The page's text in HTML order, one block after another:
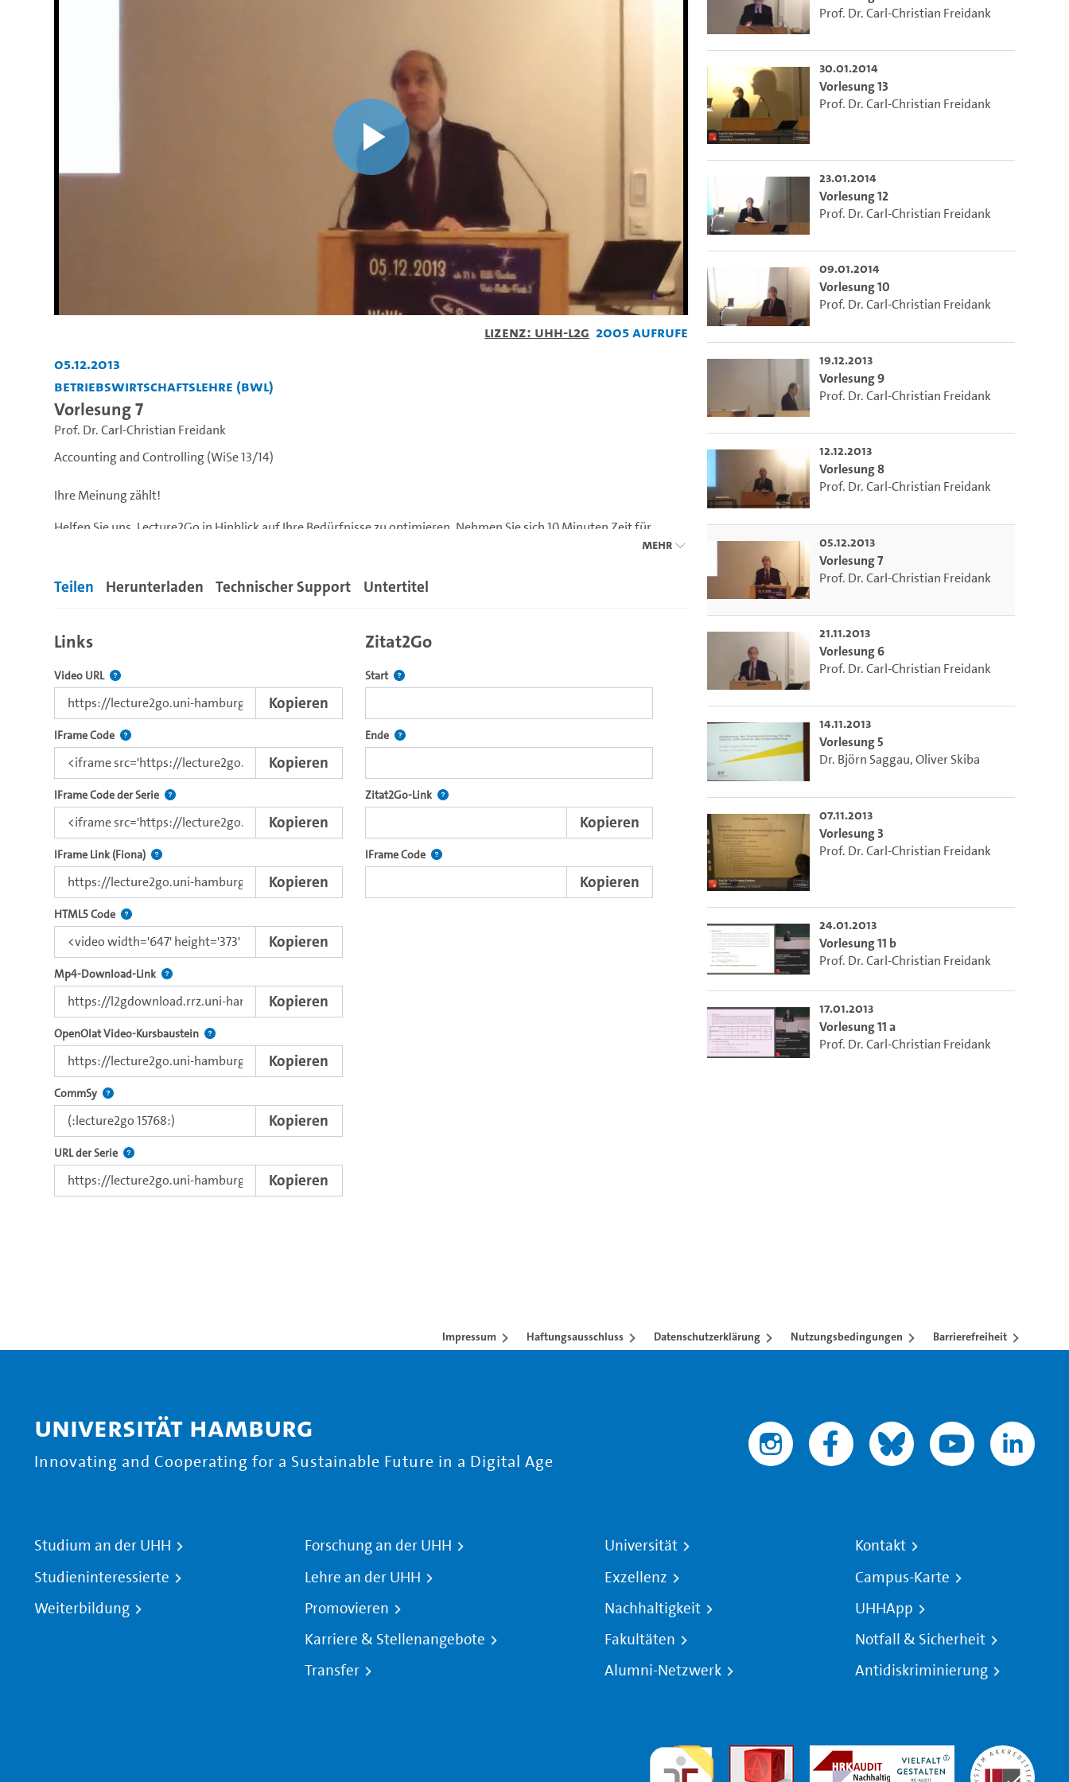
Video
abspielen
Lizenz: UHH-L2G 2005 Aufrufe
05.12.2013
Betriebswirtschaftslehre (BWL)
Vorlesung 7
Prof. Dr. Carl-Christian Freidank
Accounting and Controlling (WiSe 13/14)
Ihre Meinung zählt!
Helfen Sie uns, Lecture2Go in Hinblick auf Ihre Bedürfnisse zu optimieren. Nehmen Sie sich 10 Minuten Zeit für
=> Link zur Lecture2Go-Befragung WiSe 13/14 <=
Mehr
Teilen Herunterladen Technischer Support Untertitel
Links
Video URL Der Link zu diesem Video
Kopieren
IFrame Code Nutzen Sie diesen Code, um das Video mit dem Lecture2Go-Videoplayer einzubetten.
Kopieren
IFrame Code der Serie Nutzen Sie diesen Code, um das Video und die komplette Serie mit dem Lecture2Go-Videoplayer einzubetten.
Kopieren
IFrame Link (Fiona) Direkter IFrame-Link zur Weitergabe an externe Web-Applikationen.
Kopieren
HTML5 Code Nutzen Sie diesen Code, um das Video mit dem browsereigenen Videoplayer einzubetten (HTML5).
Kopieren
Mp4-Download-Link Kopieren Sie den Download-Link dieses Videos.
Kopieren
OpenOlat Video-Kursbaustein Verwenden Sie diesen Link, um ein Video in den OpenOlat Video-Baustein einzubetten.
Kopieren
CommSy Nutzen Sie diesen Code, um das Video in CommSy einzubetten.
Kopieren
URL der Serie Der Link zur Serie.
Kopieren
Zitat2Go
Start Definiert den Startpunkt für Zitat2Go. Bitte in das Feld klicken, um die aktuelle Zeit auszuwählen.
Ende Definiert den Endpunkt für Zitat2Go. Bitte in das Feld klicken, um die aktuelle Zeit auszuwählen.
Zitat2Go-Link Nach der Auswahl eines Start- und Endpunktes verweist dieser Link auf den Ausschnitt des Videos.
Kopieren
IFrame Code Nutzen Sie diesen Code, um den Auschnitt des Videos mit dem Lecture2Go-Videoplayer einzubetten.
Kopieren
Prof. Dr. Carl-Christian Freidank
30.01.2014
Vorlesung 13
Prof. Dr. Carl-Christian Freidank
23.01.2014
Vorlesung 12
Prof. Dr. Carl-Christian Freidank
09.01.2014
Vorlesung 10
Prof. Dr. Carl-Christian Freidank
19.12.2013
Vorlesung 9
Prof. Dr. Carl-Christian Freidank
12.12.2013
Vorlesung 8
Prof. Dr. Carl-Christian Freidank
05.12.2013
Vorlesung 7
Prof. Dr. Carl-Christian Freidank
21.11.2013
Vorlesung 6
Prof. Dr. Carl-Christian Freidank
14.11.2013
Vorlesung 5
Dr. Björn Saggau,Oliver Skiba
07.11.2013
Vorlesung 3
Prof. Dr. Carl-Christian Freidank
24.01.2013
Vorlesung 11 b
Prof. Dr. Carl-Christian Freidank
17.01.2013
Vorlesung 11 a
Prof. Dr. Carl-Christian Freidank
Impressum Haftungsausschluss Datenschutzerklärung Nutzungsbedingungen Barrierefreiheit
Universität Hamburg
Innovating and Cooperating for a Sustainable Future in a Digital Age
Studium an der UHH
Studieninteressierte
Weiterbildung
Forschung an der UHH
Lehre an der UHH
Promovieren
Karriere & Stellenangebote
Transfer
Universität
Exzellenz
Nachhaltigkeit
Fakultäten
Alumni-Netzwerk
Kontakt
Campus-Karte
UHHApp
Notfall & Sicherheit
Antidiskriminierung